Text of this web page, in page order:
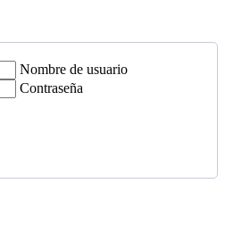
Nombre de usuario
Contraseña